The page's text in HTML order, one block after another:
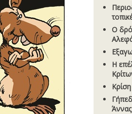
Ο
Η